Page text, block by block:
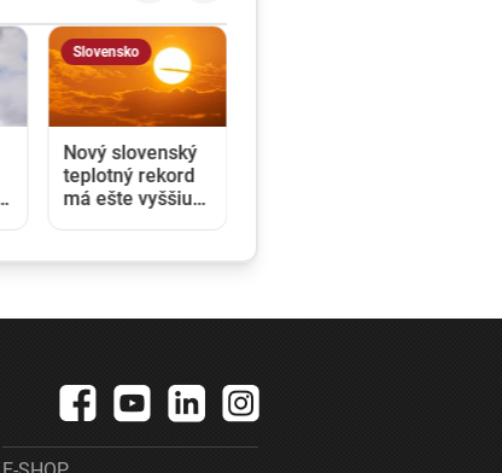
Slovensko
Nový slovenský
teplotný rekord
má ešte vyššiu